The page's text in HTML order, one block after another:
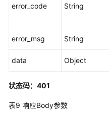
限
口
表
error_code String
error_msg String
data Object
状态码：401
表9 响应Body参数